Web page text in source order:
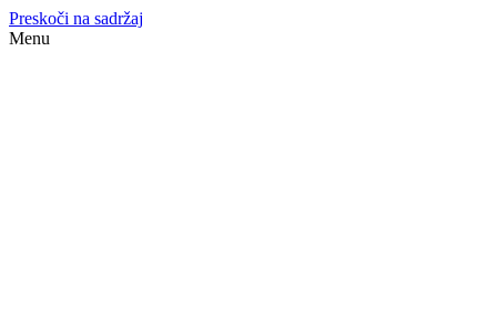
Preskoči na sadržaj
Menu